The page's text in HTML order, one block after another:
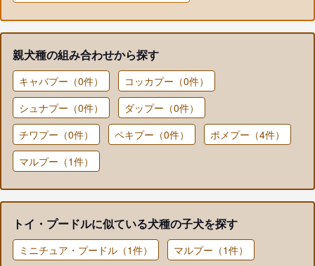
親犬種の組み合わせから探す
キャバプー（0件）
コッカプー（0件）
シュナプー（0件）
ダップー（0件）
チワプー（0件）
ペキプー（0件）
ポメプー（4件）
マルプー（1件）
トイ・プードルに似ている犬種の子犬を探す
ミニチュア・プードル（1件） マルプー（1件）